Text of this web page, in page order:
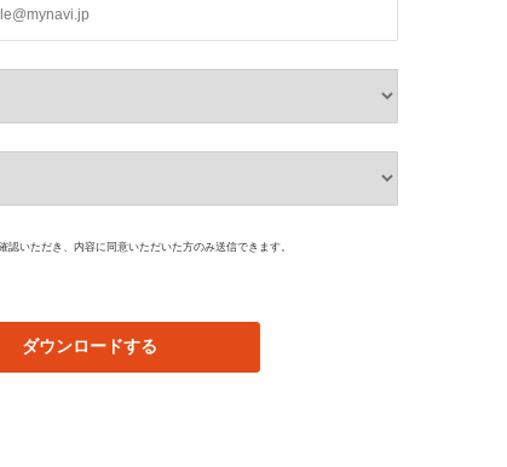
認いただき、内容に同意いただいた方のみ送信できます。
ダウンロードする